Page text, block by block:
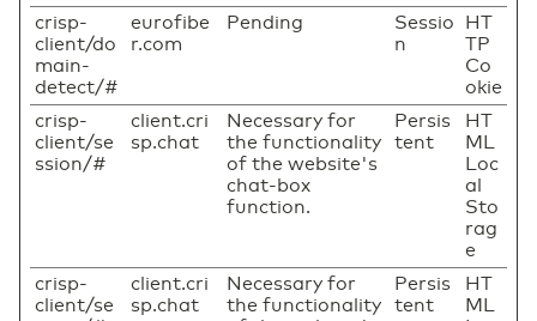
crisp-
client/do
main-
detect/#
eurofibe
r.com
Pending
Sessio
n
HT
TP
Co
okie
crisp-
client/se
ssion/#
client.cri
sp.chat
Necessary for
the functionality
of the website's
chat-box
function.
Persis
tent
HT
ML
Loc
al
Sto
rag
e
crisp-
client/se
client.cri
sp.chat
Necessary for
the functionality
Persis
tent
HT
ML